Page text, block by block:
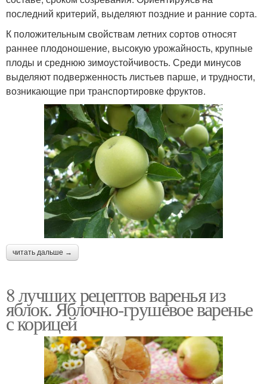
последний критерий, выделяют поздние и ранние сорта.
К положительным свойствам летних сортов относят
раннее плодоношение, высокую урожайность, крупные
плоды и среднюю зимоустойчивость. Среди минусов
выделяют подверженность листьев парше, и трудности,
возникающие при транспортировке фруктов.
читать дальше →
8 лучших рецептов варенья из
яблок. Яблочно-грушевое варенье
с корицей